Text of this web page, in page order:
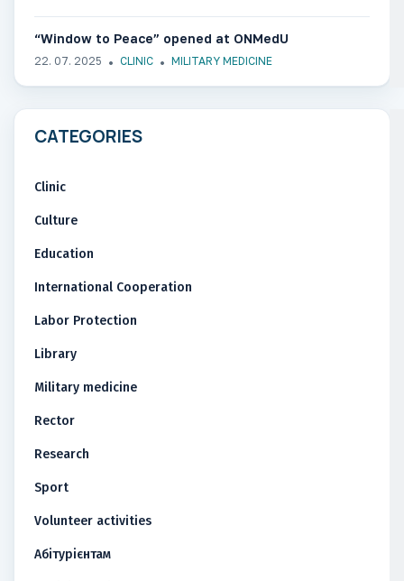
“Window to Peace” opened at ONMedU
22. 07. 2025 CLINIC MILITARY MEDICINE
CATEGORIES
Clinic
Culture
Education
International Cooperation
Labor Protection
Library
Military medicine
Rector
Research
Sport
Volunteer activities
Абітурієнтам